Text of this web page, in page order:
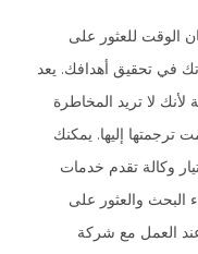
الوقت للعثور على
في تحقيق أهدافك. يعد
لا تريد المخاطرة
ترجمتها إليها. يمكنك
وكالة تقدم خدمات
البحث والعثور على
العمل مع شركة